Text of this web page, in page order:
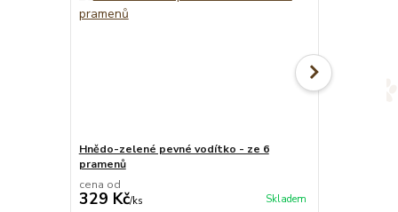
Hnědo-zelené pevné vodítko - ze 6
pramenů
cena od
329 Kč/ks Skladem